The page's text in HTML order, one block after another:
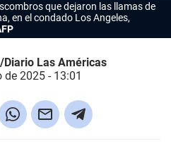
que dejaron las llamas de
en el condado Los Angeles,
Diario Las Américas
de 2025 - 13:01